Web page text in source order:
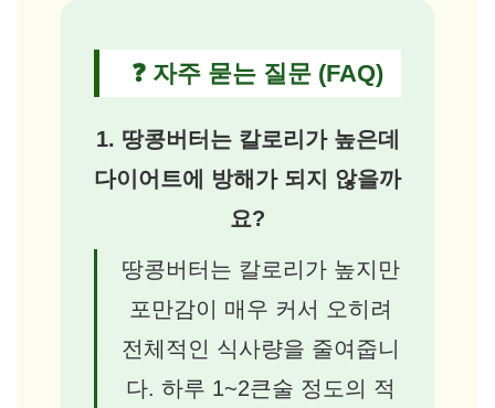
❓ 자주 묻는 질문 (FAQ)
1. 땅콩버터는 칼로리가 높은데
다이어트에 방해가 되지 않을까
요?
땅콩버터는 칼로리가 높지만
포만감이 매우 커서 오히려
전체적인 식사량을 줄여줍니
다. 하루 1~2큰술 정도의 적